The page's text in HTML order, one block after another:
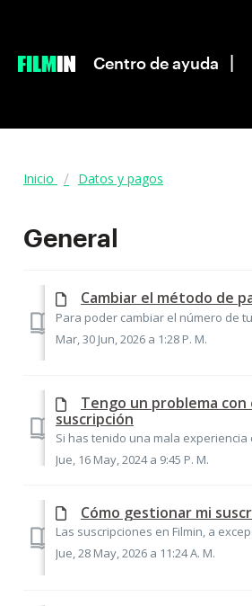
|
Centro de ayuda
Inicio Datos y pagos
General
Cambiar el método de
Mar, 30 Jun, 2026 a 1:28 P. M.
Tengo un problema con
suscripción
Jue, 16 May, 2024 a 9:45 P. M.
Cómo gestionar mi
Jue, 28 May, 2026 a 11:24 A. M.